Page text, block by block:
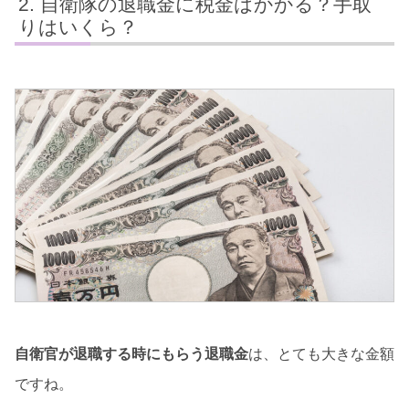
りはいくら？
自衛官が退職する時にもらう退職金は、とても大きな金額
ですね。